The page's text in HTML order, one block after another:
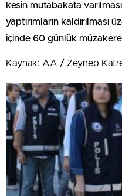
kesin mutabakata
yaptırımların
içinde 60 günlük
Kaynak: AA / Zeynep